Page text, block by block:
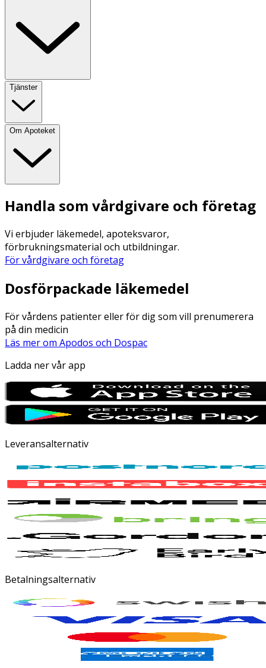
Tjänster
Om Apoteket
Handla som vårdgivare och företag
Vi erbjuder läkemedel, apoteksvaror,
förbrukningsmaterial och utbildningar.
För vårdgivare och företag
Dosförpackade läkemedel
För vårdens patienter eller för dig som vill prenumerera
på din medicin
Läs mer om Apodos och Dospac
Ladda ner vår app
Leveransalternativ
Betalningsalternativ